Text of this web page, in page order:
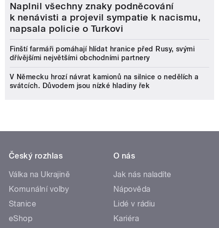
Naplnil všechny znaky podněcování
k nenávisti a projevil sympatie k nacismu,
napsala policie o Turkovi
Finští farmáři pomáhají hlídat hranice před Rusy, svými
dřívějšími největšími obchodními partnery
V Německu hrozí návrat kamionů na silnice o nedělích a
svátcích. Důvodem jsou nízké hladiny řek
Český rozhlas
Válka na Ukrajině
Komunální volby
Stanice
eShop
O nás
Jak nás naladíte
Nápověda
Lidé v rádiu
Kariéra